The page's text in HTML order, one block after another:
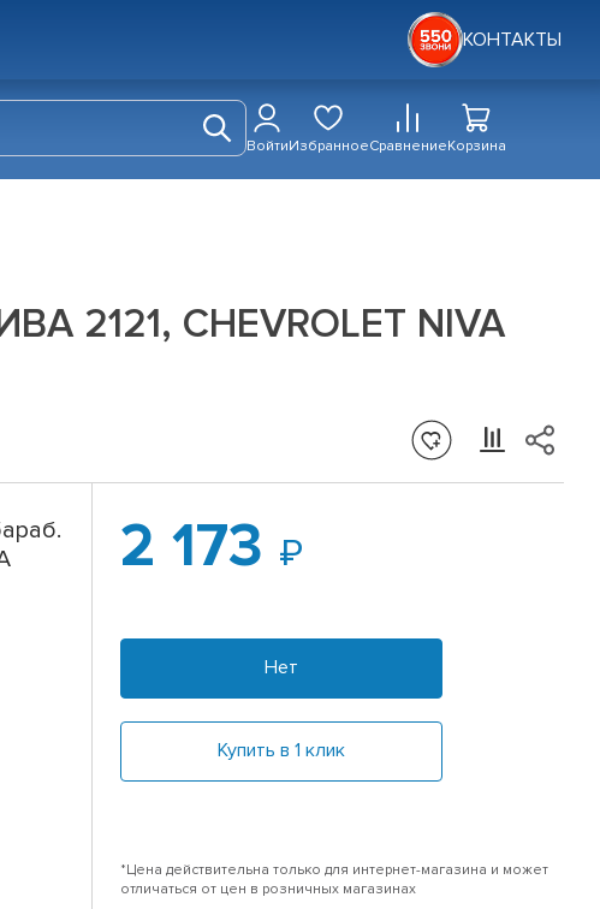
КОНТАКТЫ
ВойтиИзбранноеСравнениеКорзина
2121, CHEVROLET NIVA
2 173
Нет
Купить в 1 клик
*Цена действительна только для интернет-магазина и может
отличаться от цен в розничных магазинах